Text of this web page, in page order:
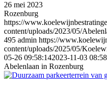
26 mei 2023
Rozenburg
https://
content/uploads/2023/05/
495 admin https://
content/uploads/2025/05/
05-26 09:58:142023-11-03
Abelenlaan in Rozenburg